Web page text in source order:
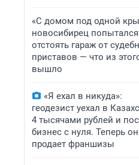
«С домом под одной
новосибирец попытался
отстоять гараж от
приставов — что из
вышло
«Я ехал в никуда»:
геодезист уехал в
4 тысячами рублей и
бизнес с нуля. Теперь он
продает франшизы